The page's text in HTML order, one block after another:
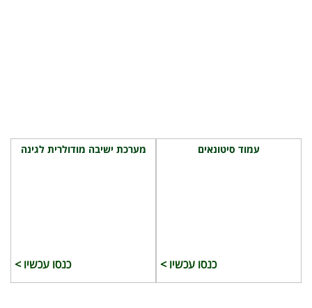
עמוד סיטונאים
כנסו עכשיו >
מערכת ישיבה מודולרית לגינה
כנסו עכשיו >